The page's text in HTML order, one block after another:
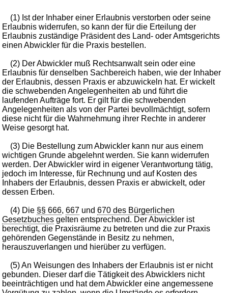
(1) Ist der Inhaber einer Erlaubnis verstorben oder seine
Erlaubnis widerrufen, so kann der für die Erteilung der
Erlaubnis zuständige Präsident des Land- oder Amtsgerichts
einen Abwickler für die Praxis bestellen.
(2) Der Abwickler muß Rechtsanwalt sein oder eine
Erlaubnis für denselben Sachbereich haben, wie der Inhaber
der Erlaubnis, dessen Praxis er abzuwickeln hat. Er wickelt
die schwebenden Angelegenheiten ab und führt die
laufenden Aufträge fort. Er gilt für die schwebenden
Angelegenheiten als von der Partei bevollmächtigt, sofern
diese nicht für die Wahrnehmung ihrer Rechte in anderer
Weise gesorgt hat.
(3) Die Bestellung zum Abwickler kann nur aus einem
wichtigen Grunde abgelehnt werden. Sie kann widerrufen
werden. Der Abwickler wird in eigener Verantwortung tätig,
jedoch im Interesse, für Rechnung und auf Kosten des
Inhabers der Erlaubnis, dessen Praxis er abwickelt, oder
dessen Erben.
(4) Die §§ 666,667 und670 des Bürgerlichen
Gesetzbuches gelten entsprechend. Der Abwickler ist
berechtigt, die Praxisräume zu betreten und die zur Praxis
gehörenden Gegenstände in Besitz zu nehmen,
herauszuverlangen und hierüber zu verfügen.
(5) An Weisungen des Inhabers der Erlaubnis ist er nicht
gebunden. Dieser darf die Tätigkeit des Abwicklers nicht
beeinträchtigen und hat dem Abwickler eine angemessene